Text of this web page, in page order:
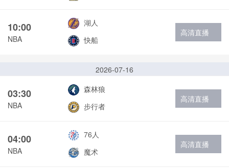
10:00
NBA
湖人
快船
高清直播
2026-07-16
03:30
NBA
森林狼
步行者
高清直播
04:00
NBA
76人
魔术
高清直播